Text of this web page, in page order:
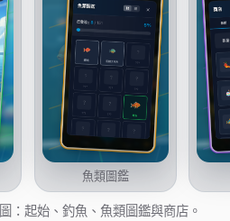
魚類圖鑑
：起始、釣魚、魚類圖鑑與商店。